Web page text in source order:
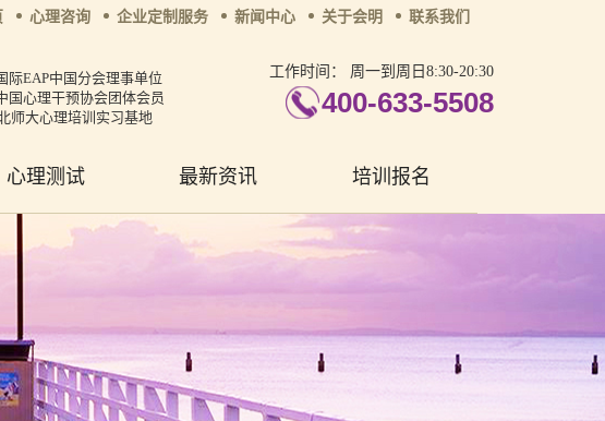
心理咨询 企业定制服务 新闻中心 关于会明 联系我们
际EAP中国分会理事单位
国心理干预协会团体会员
师大心理培训实习基地
工作时间： 周一到周日8:30-20:30
400-633-5508
心理测试 最新资讯 培训报名